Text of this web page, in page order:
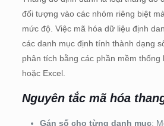
đối tượng vào các nhóm riêng biệt
mức độ. Việc mã hóa dữ liệu định
các danh mục định tính thành dạng
phân tích bằng các phần mềm thống
hoặc Excel.
Nguyên tắc mã hóa
Gán số cho từng danh mục: